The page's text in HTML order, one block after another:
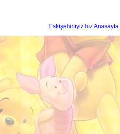
Eskişehirliyiz.biz Anasayfa|